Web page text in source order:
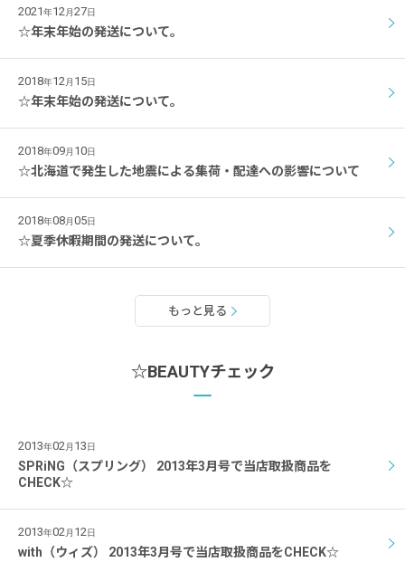
2021年12月27日
☆年末年始の発送について。
2018年12月 15日
☆年末年始の発送について。
2018年09月 10日
☆北海道で発生した地震による集荷・配達への影響について
2018年08月05日
☆夏季休暇期間の発送について。
もっと見る
☆BEAUTYチェック
2013年02月 13日
SPRiNG（スプリング） 2013年3月号で当店取扱商品を
CHECK☆
2013年02月 12日
with（ウィズ） 2013年3月号で当店取扱商品をCHECK☆